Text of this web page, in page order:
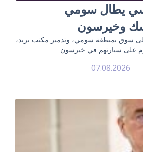
يطال سومي
وخيرسون
سوق بمنطقة سومي، وتدمير مكتب بريد،
على سيارتهم في خيرسون
07.08.2026